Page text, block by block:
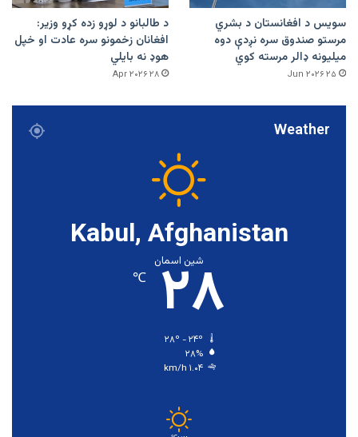
سویس د افغانستان د بشري
مرستو صندوق سره نږدې دوه
میلیونه ډالر مرسته کوي
۲۵ Jun ۲۰۲۶
د طالبانو د لوړو زده کړو وزیر:
افغانان زخمونو سره عادت او خپل
هوډ نه بایلي
۲۸ Apr ۲۰۲۶
Weather
Kabul, Afghanistan
شین اسمان
۲۸ ℃
۲۸%
۱.۰۴ km/h